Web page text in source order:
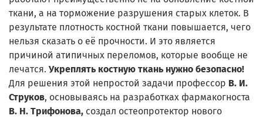
ткани, а на торможение разрушения старых клеток. В
результате плотность костной ткани повышается, чего
нельзя сказать о её прочности. И это является
причиной атипичных переломов, которые вообще не
лечатся. Укреплять костную ткань нужно безопасно!
Для решения этой непростой задачи профессор В. И.
Струков, основываясь на разработках фармакогноста
В. Н. Трифонова, создал остеопротектор нового